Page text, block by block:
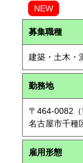
NEW
募集職種
建築・土木・
勤務地
〒464-0082（
名古屋市千
雇用形態